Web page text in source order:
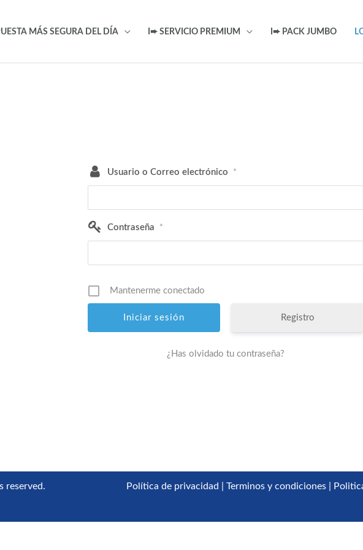
MÁS SEGURA DEL DÍA I➨ SERVICIO PREMIUM I➨ PACK JUMBO
Usuario o Correo electrónico *
Contraseña *
Mantenerme conectado
Registro
¿Has olvidado tu contraseña?
reserved. Política de privacidad Terminos y condiciones|